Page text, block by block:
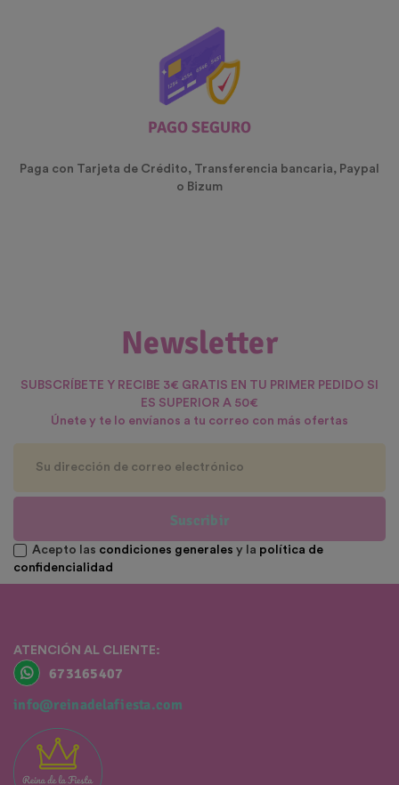
PAGO SEGURO
Paga con Tarjeta de Crédito, Transferencia bancaria, Paypal
o Bizum
Newsletter
SUBSCRÍBETE Y RECIBE 3€ GRATIS EN TU PRIMER PEDIDO SI
ES SUPERIOR A 50€
Únete y te lo envíanos a tu correo con más ofertas
Suscribir
Acepto las condiciones generales y la política de
confidencialidad
ATENCIÓN AL CLIENTE:
673165407
info@reinadelafiesta.com